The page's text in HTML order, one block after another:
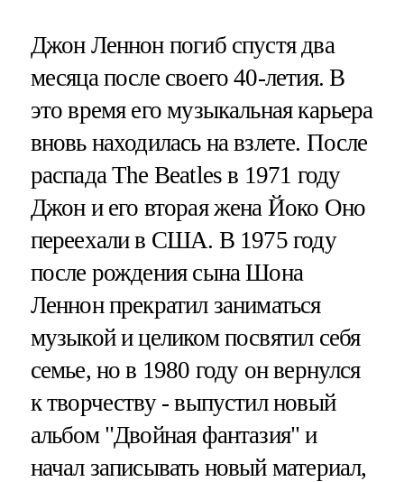
Джон Леннон погиб спустя два
месяца после своего 40-летия. В
это время его музыкальная карьера
вновь находилась на взлете. После
распада The Beatles в 1971 году
Джон и его вторая жена Йоко Оно
переехали в США. В 1975 году
после рождения сына Шона
Леннон прекратил заниматься
музыкой и целиком посвятил себя
семье, но в 1980 году он вернулся
к творчеству - выпустил новый
альбом "Двойная фантазия" и
начал записывать новый материал,